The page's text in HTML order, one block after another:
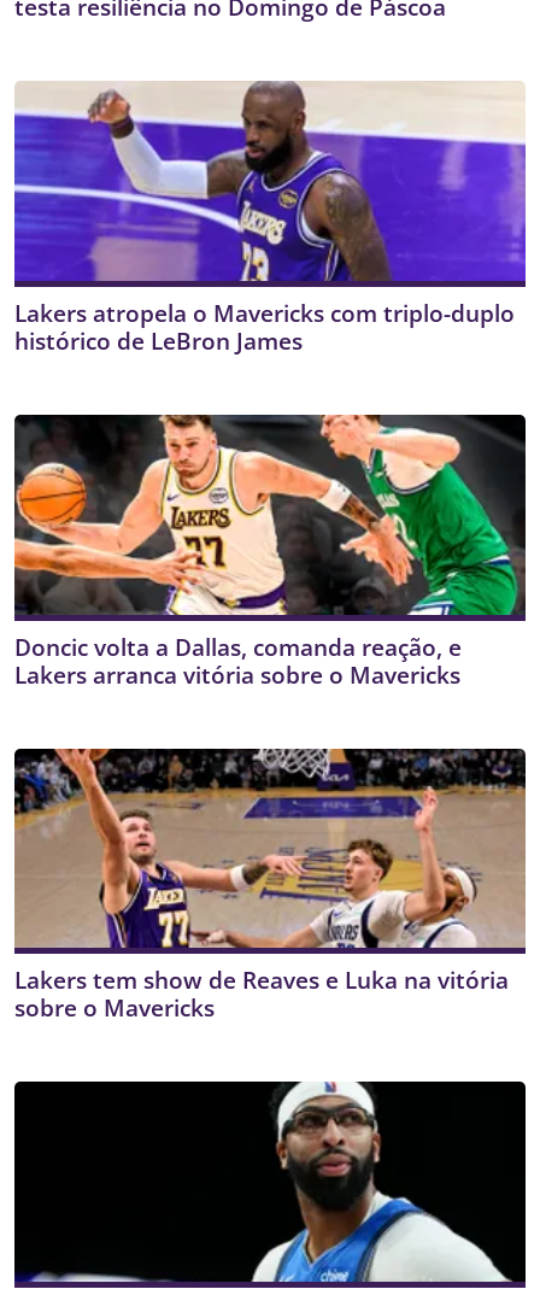
testa resiliência no Domingo de Páscoa
Lakers atropela o Mavericks com triplo-duplo
histórico de LeBron James
Doncic volta a Dallas, comanda reação, e
Lakers arranca vitória sobre o Mavericks
Lakers tem show de Reaves e Luka na vitória
sobre o Mavericks